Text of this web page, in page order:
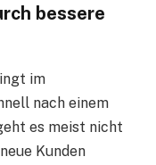
bessere
im
nach einem
es meist nicht
Kunden